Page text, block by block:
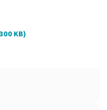
KB)